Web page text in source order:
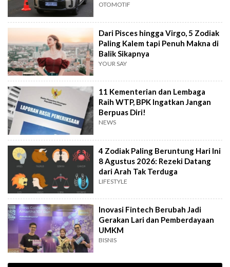
OTOMOTIF
Dari Pisces hingga Virgo, 5 Zodiak
Paling Kalem tapi Penuh Makna di
Balik Sikapnya
YOUR SAY
11 Kementerian dan Lembaga
Raih WTP, BPK Ingatkan Jangan
Berpuas Diri!
NEWS
4 Zodiak Paling Beruntung Hari Ini
8 Agustus 2026: Rezeki Datang
dari Arah Tak Terduga
LIFESTYLE
Inovasi Fintech Berubah Jadi
Gerakan Lari dan Pemberdayaan
UMKM
BISNIS